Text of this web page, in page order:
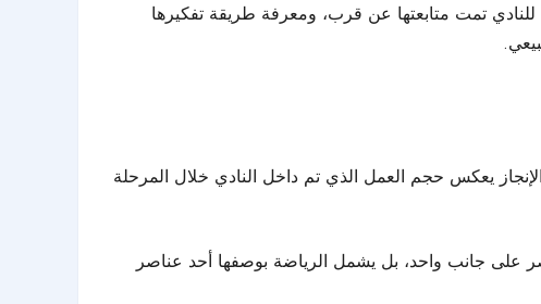
تمت متابعتها عن قرب، ومعرفة طريقة تفكيرها
يعكس حجم العمل الذي تم داخل النادي خلال المرحلة
على جانب واحد، بل يشمل الرياضة بوصفها أحد عناصر